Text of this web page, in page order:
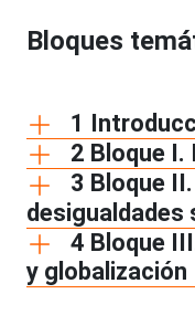
Bloques
1
2 Bloque
3 Bloque
desigualdades
4 Bloque
y globalización